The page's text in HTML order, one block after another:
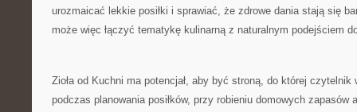
urozmaicać lekkie posiłki i sprawiać, że zdrowe dania stają się
może więc łączyć tematykę kulinarną z naturalnym podejściem
Zioła od Kuchni ma potencjał, aby być stroną, do której czytelnik
podczas planowania posiłków, przy robieniu domowych zapasów